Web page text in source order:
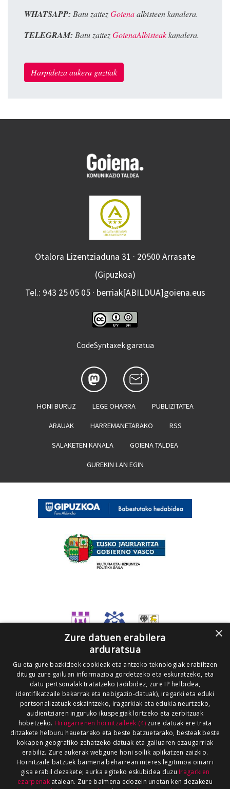
WHATSAPP: Batu zaitezGoienaalbisteen kanalera.
TELEGRAM: Batu zaitezGoienaAlbisteakkanalera.
Harpidetza aukera guztiak
Otalora Lizentziaduna 31 · 20500 Arrasate
(Gipuzkoa)
Tel.: 943 25 05 05 · berriak[ABILDUA]goiena.eus
CodeSyntaxek garatua
HONI BURUZ LEGE OHARRA PUBLIZITATEA
ARAUAK HARREMANETARAKO RSS
SALAKETEN KANALA GOIENA TALDEA
GUREKIN LAN EGIN
×
Zure datuen erabilera
arduratsua
Gu eta gure bazkideek cookieak eta antzeko teknologiak erabiltzen
ditugu zure gailuan informazioa gordetzeko eta eskuratzeko, eta
datu pertsonalak tratatzeko (adibidez, zure IP helbidea,
identifikatzaile bakarrak eta nabigazio-datuak), iragarki eta eduki
pertsonalizatuak eskaintzeko, iragarkiak eta edukia neurtzeko,
audientziaren inguruko ikuspegiak lortzeko eta zerbitzuak
hobetzeko. Hirugarrenen hornitzaileek (4)zure datuak ere trata
ditzakete helburu hauetarako eta beste batzuetarako, besteak beste
kokapen geografiko zehatzeko datuak eta gailuaren ezaugarriak
erabiliz. Zure aukerak webgune honi soilik aplikatzen zaizkio.
Hornitzaile batzuek baimena beharrean interes legitimoa oinarri
gisa erabil dezakete; aurka egiteko eskubidea duzu Iragarkien
ezarpenakatalean. Zure baimena edozein unetan ken dezakezu